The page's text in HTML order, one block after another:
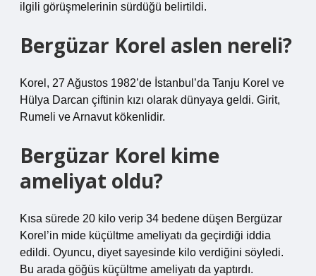
ilgili görüşmelerinin sürdüğü belirtildi.
Bergüzar Korel aslen nereli?
Korel, 27 Ağustos 1982’de İstanbul’da Tanju Korel ve
Hülya Darcan çiftinin kızı olarak dünyaya geldi. Girit,
Rumeli ve Arnavut kökenlidir.
Bergüzar Korel kime
ameliyat oldu?
Kısa sürede 20 kilo verip 34 bedene düşen Bergüzar
Korel’in mide küçültme ameliyatı da geçirdiği iddia
edildi. Oyuncu, diyet sayesinde kilo verdiğini söyledi.
Bu arada göğüs küçültme ameliyatı da yaptırdı.